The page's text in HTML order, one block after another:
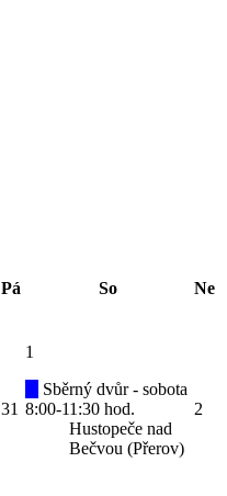
Pá So Ne
31
1
Sběrný dvůr - sobota
8:00-11:30 hod.
Hustopeče nad
Bečvou (Přerov)
2